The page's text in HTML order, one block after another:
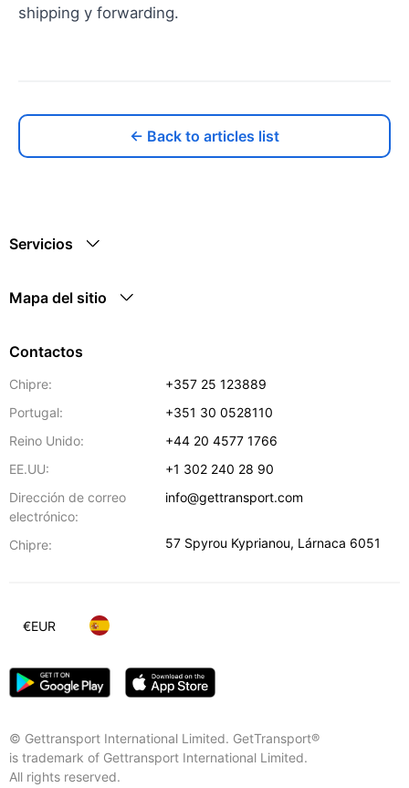
shipping y forwarding.
← Back to articles list
Servicios
Mapa del sitio
Contactos
Chipre:
+357 25 123889
Portugal:
+351 30 0528110
Reino Unido:
+44 20 4577 1766
EE.UU:
+1 302 240 28 90
Dirección de correo
electrónico:
info@gettransport.com
Chipre: 57 Spyrou Kyprianou, Lárnaca 6051
© Gettransport International Limited. GetTransport®
is trademark of Gettransport International Limited.
All rights reserved.
€EUR